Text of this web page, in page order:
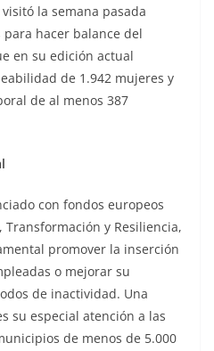
visitó la semana pasada
hacer balance del
en su edición actual
de 1.942 mujeres y
de al menos 387
con fondos europeos
y Resiliencia,
promover la inserción
o mejorar su
de inactividad. Una
su especial atención a las
de menos de 5.000